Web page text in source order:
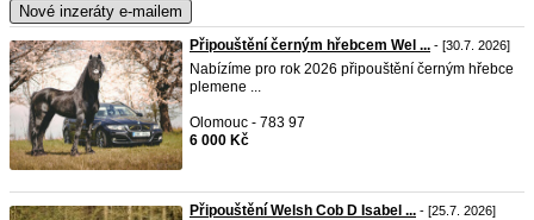
Nové inzeráty e-mailem
Připouštění černým hřebcem Wel ... - [30.7. 2026]
Nabízíme pro rok 2026 připouštění černým hřebce
plemene ...
Olomouc - 783 97
6 000 Kč
Připouštění Welsh Cob D Isabel ... - [25.7. 2026]